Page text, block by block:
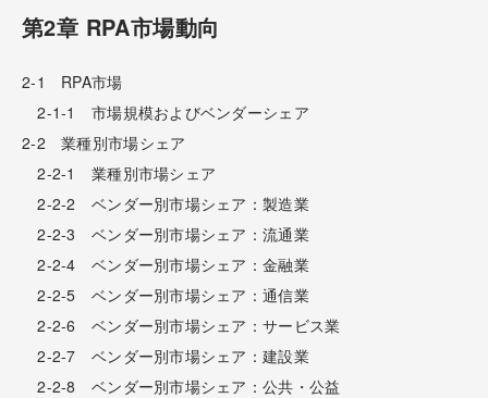
第2章 RPA市場動向
2-1 RPA市場
2-1-1 市場規模およびベンダーシェア
2-2 業種別市場シェア
2-2-1 業種別市場シェア
2-2-2 ベンダー別市場シェア：製造業
2-2-3 ベンダー別市場シェア：流通業
2-2-4 ベンダー別市場シェア：金融業
2-2-5 ベンダー別市場シェア：通信業
2-2-6 ベンダー別市場シェア：サービス業
2-2-7 ベンダー別市場シェア：建設業
2-2-8 ベンダー別市場シェア：公共・公益